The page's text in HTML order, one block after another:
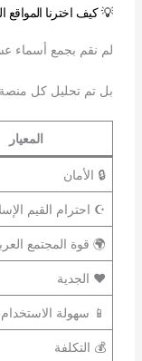
💡 كيف اخترنا المواقع
لم نقم بجمع أسماء
بل تم تحليل كل
المعيار
🔒 الأمان
☪️ احترام القيم
🌍 قوة المجتمع
❤️ الجدية
📱 سهولة الاستخدام
💰 التكلفة